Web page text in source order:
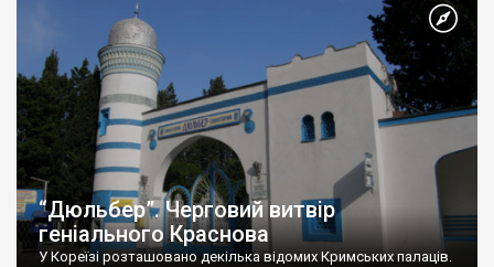
“Дюльбер”. Черговий витвір
геніального Краснова
У Кореїзі розташовано декілька відомих Кримських палаців.